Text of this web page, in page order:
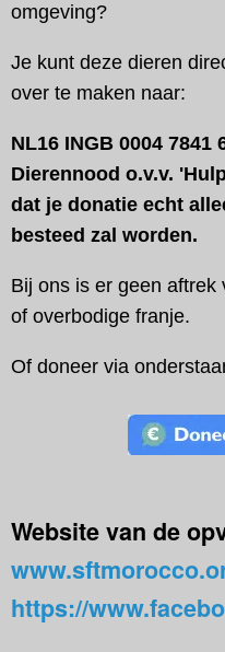
omgeving?
Je kunt deze dieren
over te maken naar:
NL16 INGB 0004 7841
Dierennood o.v.v.
dat je donatie echt
besteed zal worden.
Bij ons is er geen aftrek
of overbodige franje.
Of doneer via
Website van de
https://